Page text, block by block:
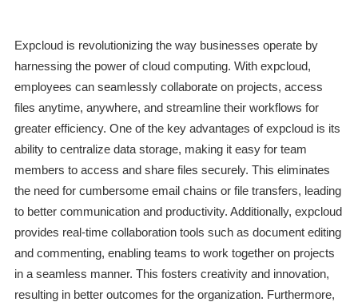
Expcloud is revolutionizing the way businesses operate by
harnessing the power of cloud computing. With expcloud,
employees can seamlessly collaborate on projects, access
files anytime, anywhere, and streamline their workflows for
greater efficiency. One of the key advantages of expcloud is its
ability to centralize data storage, making it easy for team
members to access and share files securely. This eliminates
the need for cumbersome email chains or file transfers, leading
to better communication and productivity. Additionally, expcloud
provides real-time collaboration tools such as document editing
and commenting, enabling teams to work together on projects
in a seamless manner. This fosters creativity and innovation,
resulting in better outcomes for the organization. Furthermore,